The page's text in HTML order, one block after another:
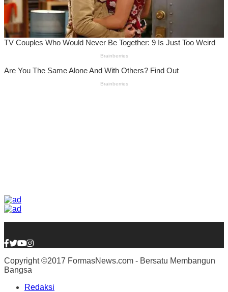
Copyright ©2017 FormasNews.com - Bersatu Membangun
Bangsa
Redaksi